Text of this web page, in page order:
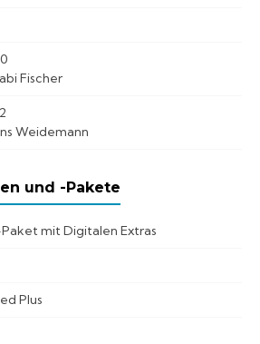
Fischer
Weidemann
und -Pakete
mit Digitalen Extras
Plus